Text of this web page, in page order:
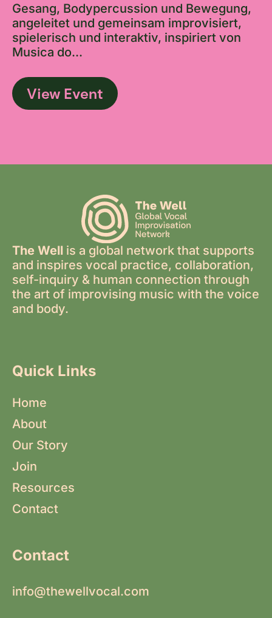
Gesang, Bodypercussion und Bewegung,
angeleitet und gemeinsam improvisiert,
spielerisch und interaktiv, inspiriert von
Musica do...
View Event
The Well is a global network that supports
and inspires vocal practice, collaboration,
self-inquiry & human connection through
the art of improvising music with the voice
and body.
Quick Links
Home
About
Our Story
Join
Resources
Contact
Contact
info@thewellvocal.com